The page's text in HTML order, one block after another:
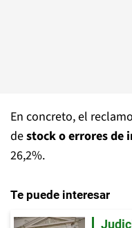
En concreto, el
destock o errores de
26,2%.
Te puede interesar